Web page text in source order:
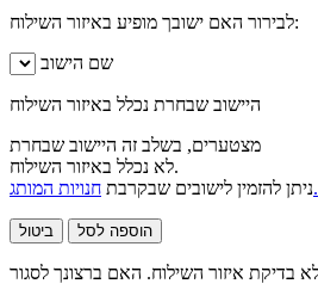
לבירור האם ישובך מופיע באיזור השילוח:
שם הישוב
היישוב שבחרת נכלל באיזור השילוח
מצטערים, בשלב זה היישוב שבחרת
לא נכלל באיזור השילוח.
ניתן להזמין לישובים שבקרבתחנויות המותג.
ביטול הוספה לסל